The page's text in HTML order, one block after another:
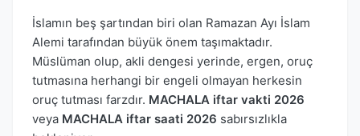
İslamın beş şartından biri olan Ramazan Ayı İslam
Alemi tarafından büyük önem taşımaktadır.
Müslüman olup, akli dengesi yerinde, ergen, oruç
tutmasına herhangi bir engeli olmayan herkesin
oruç tutması farzdır. MACHALA iftar vakti 2026
veya MACHALA iftar saati 2026 sabırsızlıkla